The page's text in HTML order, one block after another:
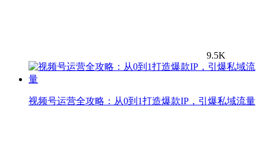
9.5K
视频号运营全攻略：从0到1打造爆款IP，引爆私域流量